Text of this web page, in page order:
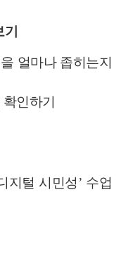
얼마나 좁히는지
인하기
지털 시민성’ 수업